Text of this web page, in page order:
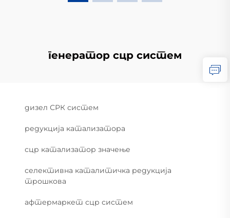
генератор сцр систем
дизел СРК систем
редукција катализатора
сцр катализатор значење
селективна каталитичка редукција
трошкова
афтермаркет сцр систем